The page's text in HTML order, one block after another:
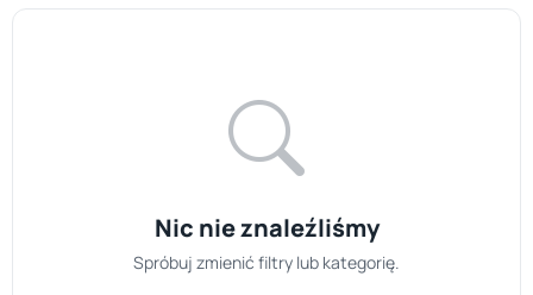
Nic nie znaleźliśmy
Spróbuj zmienić filtry lub kategorię.